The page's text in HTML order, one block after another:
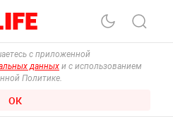
с приложенной
данных и с использованием
Политике.
ОК